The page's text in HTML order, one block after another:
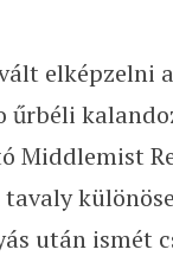
elképzelni
űrbéli
Middlemist
után ismét